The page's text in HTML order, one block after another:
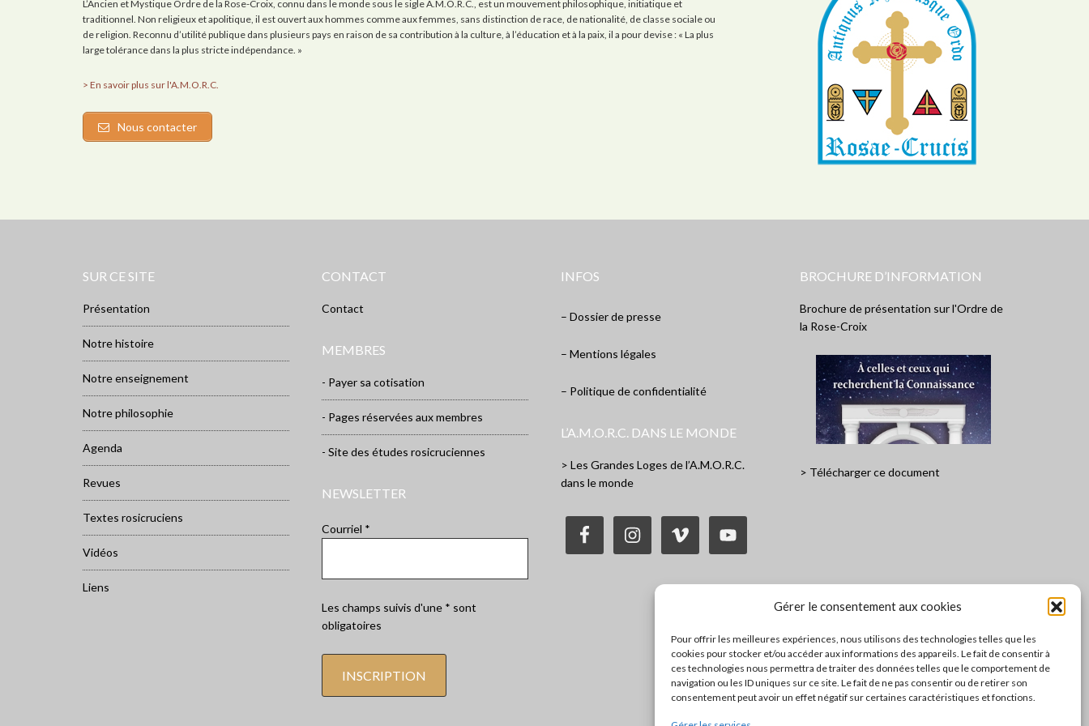
Gérer le consentement aux cookies
Pour offrir les meilleures expériences, nous utilisons des technologies telles que les
cookies pour stocker et/ou accéder aux informations des appareils. Le fait de consentir à
ces technologies nous permettra de traiter des données telles que le comportement de
navigation ou les ID uniques sur ce site. Le fait de ne pas consentir ou de retirer son
consentement peut avoir un effet négatif sur certaines caractéristiques et fonctions.
L’Ancien et Mystique Ordre de la Rose-Croix, connu dans le monde sous le sigle A.M.O.R.C., est un mouvement philosophique, initiatique et
traditionnel. Non religieux et apolitique, il est ouvert aux hommes comme aux femmes, sans distinction de race, de nationalité, de classe sociale ou
de religion. Reconnu d’utilité publique dans plusieurs pays en raison de sa contribution à la culture, à l’éducation et à la paix, il a pour devise : « La plus
large tolérance dans la plus stricte indépendance. »
> En savoir plus sur l'A.M.O.R.C.
Nous contacter
SUR CE SITE
Présentation
Notre histoire
Notre enseignement
Notre philosophie
Agenda
Revues
Textes rosicruciens
Vidéos
Liens
CONTACT
Contact
MEMBRES
- Payer sa cotisation
- Pages réservées aux membres
- Site des études rosicruciennes
NEWSLETTER
Courriel *
Les champs suivis d'une * sont
obligatoires
INFOS
– Dossier de presse
– Mentions légales
– Politique de confidentialité
L’A.M.O.R.C. DANS LE MONDE
> Les Grandes Loges de l’A.M.O.R.C.
dans le monde
BROCHURE D’INFORMATION
Brochure de présentation sur l'Ordre de
la Rose-Croix
> Télécharger ce document